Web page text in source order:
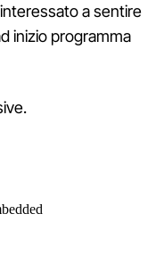
a sentire
inizio programma